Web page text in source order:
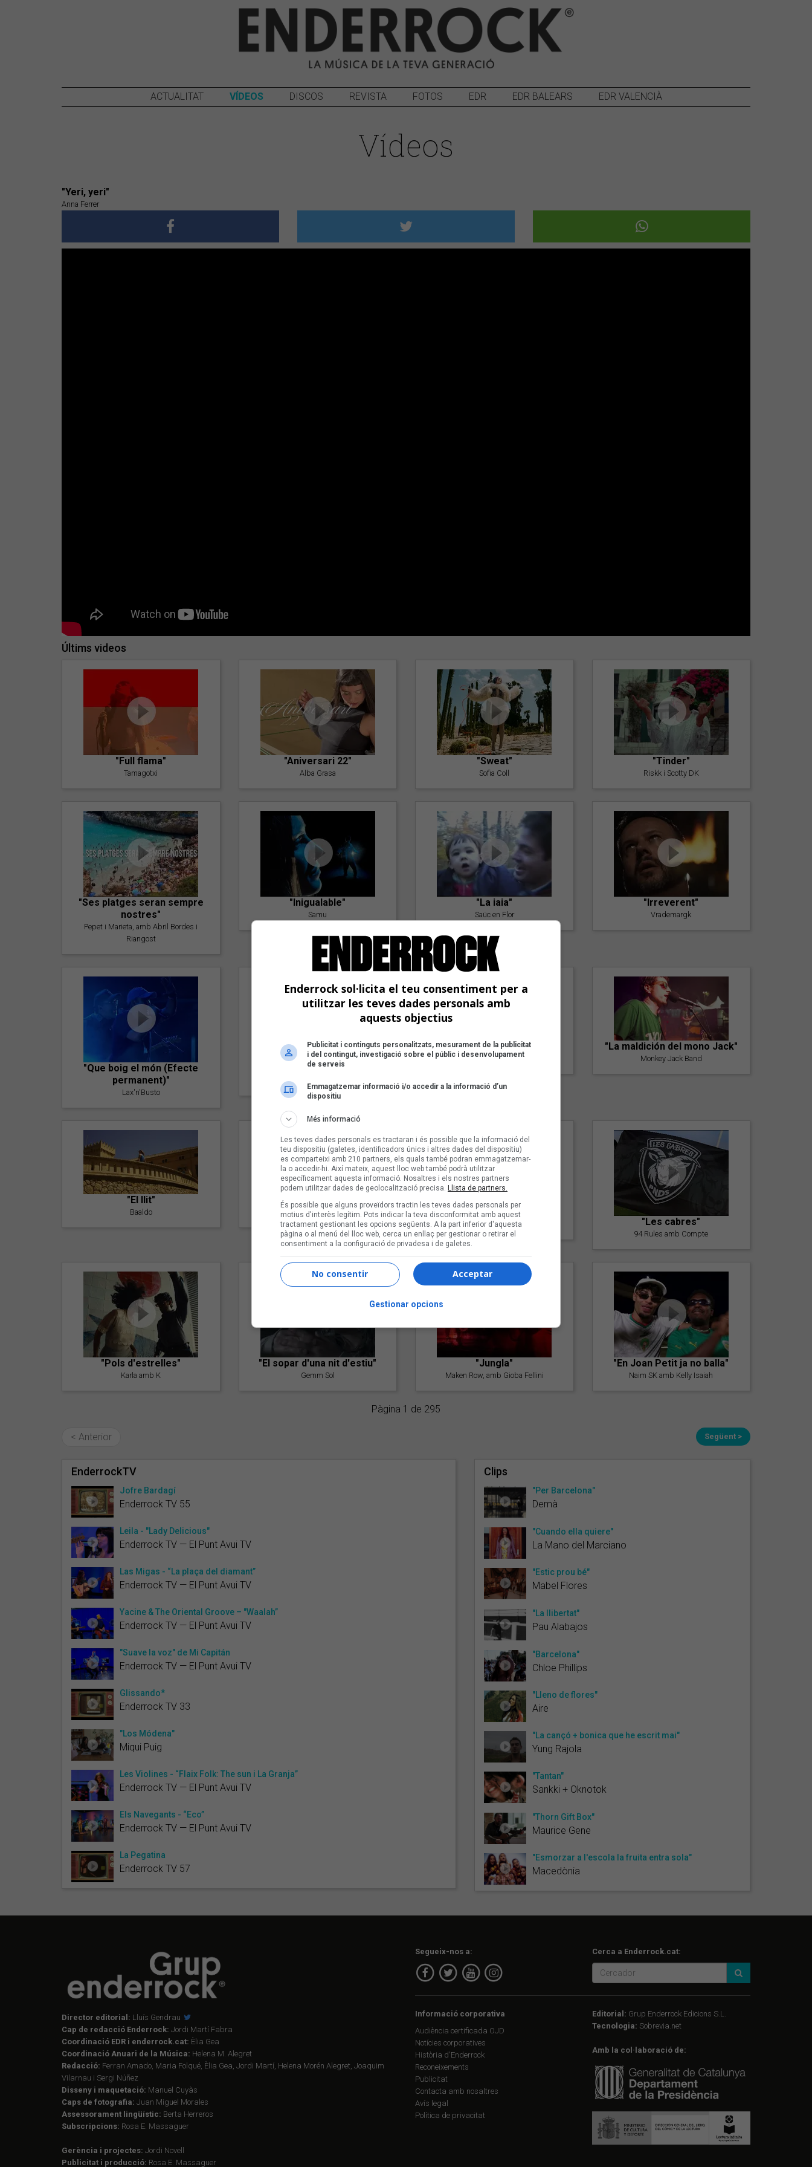
ACTUALITAT VÍDEOS DISCOS REVISTA FOTOS EDR EDR BALEARS EDR VALENCIÀ
Vídeos
"Yeri, yeri"
Anna Ferrer
Últims videos
"Full flama"
Tamagotxi
"Aniversari 22"
Alba Grasa
"Sweat"
Sofia Coll
"Tinder"
Riskk i Scotty DK
"Ses platges seran sempre
nostres"
Pepet i Marieta, amb Abril Bordes i
Riangost
"Inigualable"
Samu
"La iaia"
Saüc en Flor
"Irreverent"
Vrademargk
"Que boig el món (Efecte
permanent)"
Lax'n'Busto
"Amb tu"
"Postlude To A Kiss"
Goran Levi
"La maldición del mono Jack"
Monkey Jack Band
"El llit"
Baaldo
"Lo bueno y lo malo"
Carmen y María
"Posidònia"
Pep Álvarez amb Joan Muntaner
(Xanguito)
"Les cabres"
94 Rules amb Compte
"Pols d'estrelles"
Karla amb K
"El sopar d'una nit d'estiu"
Gemm Sol
"Jungla"
Maken Row, amb Gioba Fellini
"En Joan Petit ja no balla"
Naim SK amb Kelly Isaiah
Pàgina 1 de 295
< Anterior Següent >
EnderrockTV
Jofre Bardagí
Enderrock TV 55
Leila - "Lady Delicious"
Enderrock TV — El Punt Avui TV
Las Migas - “La plaça del diamant”
Enderrock TV — El Punt Avui TV
Yacine & The Oriental Groove – "Waalah”
Enderrock TV — El Punt Avui TV
"Suave la voz" de Mi Capitán
Enderrock TV — El Punt Avui TV
Glissando*
Enderrock TV 33
"Los Módena"
Miqui Puig
Les Violines - “Flaix Folk: The sun i La Granja”
Enderrock TV — El Punt Avui TV
Els Navegants - “Eco”
Enderrock TV — El Punt Avui TV
La Pegatina
Enderrock TV 57
Clips
"Per Barcelona"
Demà
"Cuando ella quiere"
La Mano del Marciano
"Estic prou bé"
Mabel Flores
"La llibertat"
Pau Alabajos
"Barcelona"
Chloe Phillips
"Lleno de flores"
Aire
"La cançó + bonica que he escrit mai"
Yung Rajola
"Tantan"
Sankki + Oknotok
"Thorn Gift Box"
Maurice Gene
"Esmorzar a l'escola la fruita entra sola"
Macedònia
Director editorial: Lluís Gendrau
Cap de redacció Enderrock: Jordi Martí Fabra
Coordinació EDR i enderrock.cat: Èlia Gea
Coordinació Anuari de la Música: Helena M. Alegret
Redacció: Ferran Amado, Maria Folqué, Èlia Gea, Jordi Martí, Helena Morén Alegret, Joaquim
Vilarnau i Sergi Núñez
Disseny i maquetació: Manuel Cuyàs
Caps de fotografia: Juan Miguel Morales
Assessorament lingüístic: Berta Herreros
Subscripcions: Rosa E. Massaguer
Gerència i projectes: Jordi Novell
Publicitat i producció: Rosa E. Massaguer
Segueix-nos a: Cerca a Enderrock.cat:
Informació corporativa
Audiència certificada OJD
Notícies corporatives
Història d'Enderrock
Reconeixements
Publicitat
Contacta amb nosaltres
Avís legal
Política de privacitat
Editorial: Grup Enderrock Edicions S.L.
Tecnologia: Sobrevia.net
Amb la col·laboració de:
Enderrock sol·licita el teu consentiment per a
utilitzar les teves dades personals amb
aquests objectius
Publicitat i continguts personalitzats, mesurament de la publicitat
i del contingut, investigació sobre el públic i desenvolupament
de serveis
Emmagatzemar informació i/o accedir a la informació d’un
dispositiu
Més informació
Les teves dades personals es tractaran i és possible que la informació del
teu dispositiu (galetes, identificadors únics i altres dades del dispositiu)
es comparteixi amb 210 partners, els quals també podran emmagatzemar-
la o accedir-hi. Així mateix, aquest lloc web també podrà utilitzar
específicament aquesta informació. Nosaltres i els nostres partners
podem utilitzar dades de geolocalització precisa. Llista de partners.
És possible que alguns proveïdors tractin les teves dades personals per
motius d'interès legítim. Pots indicar la teva disconformitat amb aquest
tractament gestionant les opcions següents. A la part inferior d'aquesta
pàgina o al menú del lloc web, cerca un enllaç per gestionar o retirar el
consentiment a la configuració de privadesa i de galetes.
Acceptar
No consentir
Gestionar opcions